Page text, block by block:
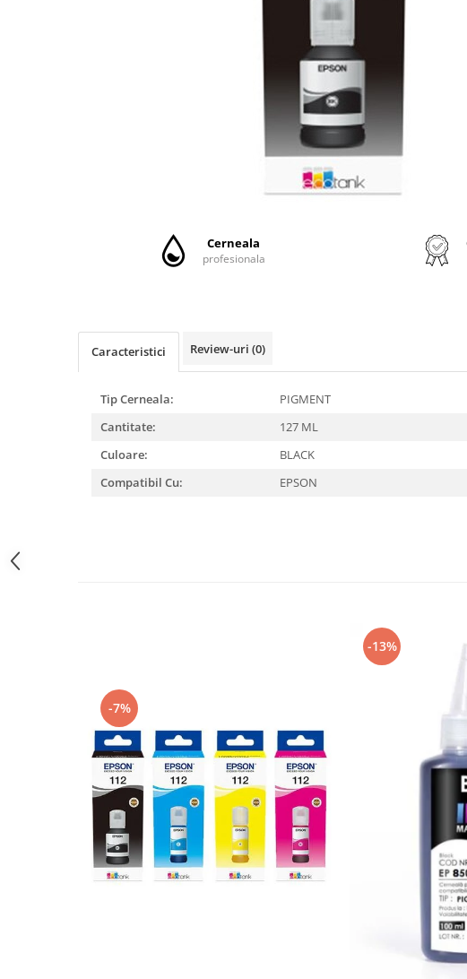
Cartuse originale
Cerneala
profesionala
Caracteristici Review-uri (0)
Tip Cerneala:
PIGMENT
Cantitate:
127 ML
Culoare:
BLACK
Compatibil Cu:
EPSON
-7%
-13%